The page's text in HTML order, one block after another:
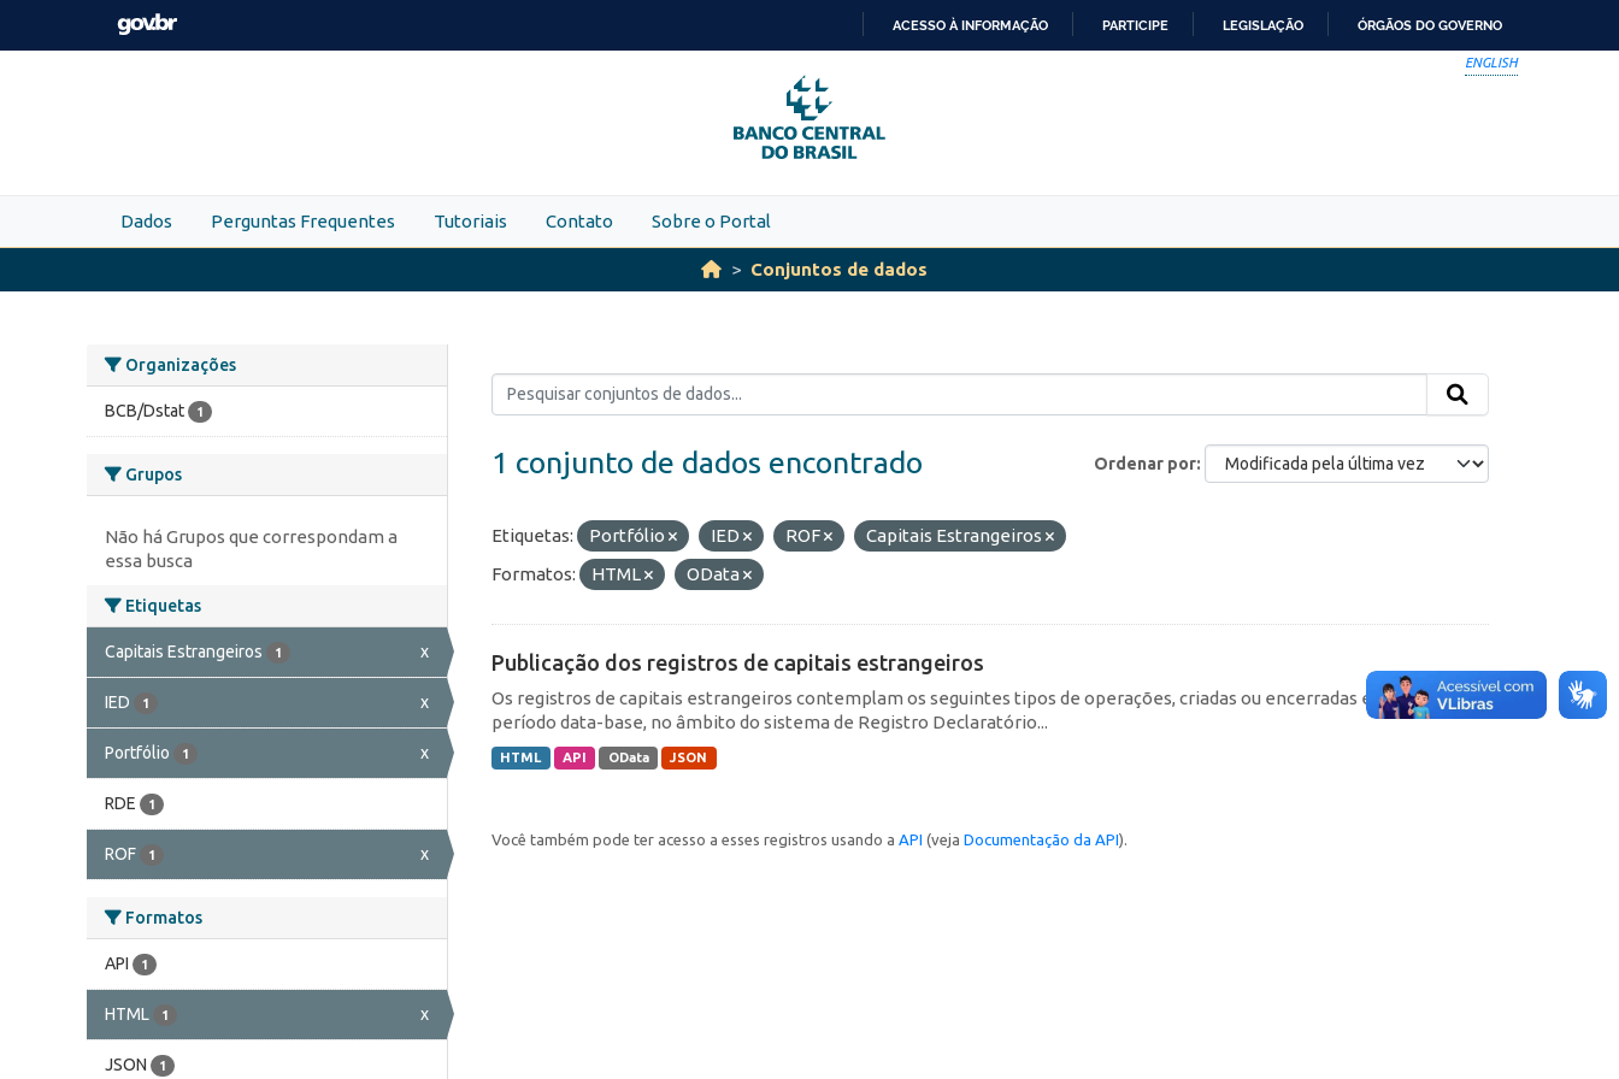
Skip to main content
PARA
O
CONTEÚDO
ACESSO À INFORMAÇÃO PARTICIPE LEGISLAÇÃO ÓRGÃOS DO GOVERNO
ENGLISH
Dados Perguntas Frequentes Tutoriais Contato Sobre o Portal
Conjuntos de dados
Organizações
BCB/Dstat 1
Grupos
Não há Grupos que correspondam a
essa busca
Etiquetas
Capitais Estrangeiros 1 x
IED 1 x
Portfólio 1 x
RDE 1
ROF 1 x
Formatos
API 1
HTML 1 x
JSON 1
Ordenar por
1 conjunto de dados encontrado
Etiquetas: Portfólio IED ROF
Capitais Estrangeiros
Formatos:
HTML OData
Publicação dos registros de capitais estrangeiros
Os registros de capitais estrangeiros contemplam os seguintes tipos de operações, criadas ou encerradas em cada
período data-base, no âmbito do sistema de Registro Declaratório...
HTML API OData JSON
Você também pode ter acesso a esses registros usando a API (veja Documentação da API).